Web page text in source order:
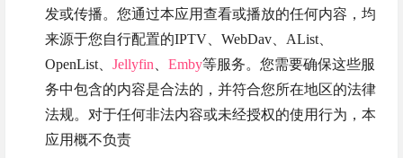
发或传播。您通过本应用查看或播放的任何内容，均
来源于您自行配置的IPTV、WebDav、AList、
OpenList、 Jellyfin Emby等服务。您需要确保这些服
务中包含的内容是合法的，并符合您所在地区的法律
法规。对于任何非法内容或未经授权的使用行为，本
应用概不负责